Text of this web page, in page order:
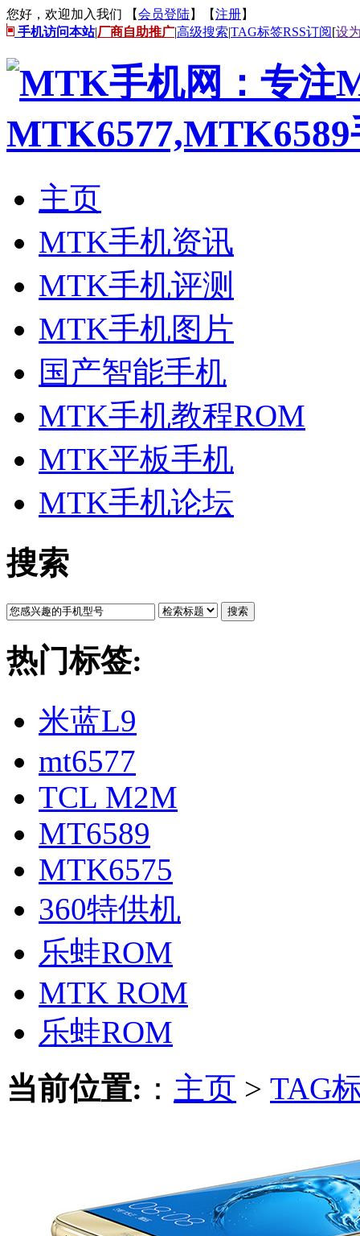
您好，欢迎加入我们 【会员登陆】【注册】
手机访问本站|厂商自助推广|高级搜索|TAG标签RSS订阅[设
主页
MTK手机资讯
MTK手机评测
MTK手机图片
国产智能手机
MTK手机教程ROM
MTK平板手机
MTK手机论坛
搜索
搜索
热门标签:
米蓝L9
mt6577
TCL M2M
MT6589
MTK6575
360特供机
乐蛙ROM
MTK ROM
乐蛙ROM
当前位置: ： 主页 > TAG